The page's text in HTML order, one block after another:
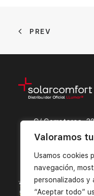
Valoramos
Usamos cookies
navegación,
personalizados y
“Aceptar todo”
PREV
C/ Carreteros, 32
WhatsApp: 683